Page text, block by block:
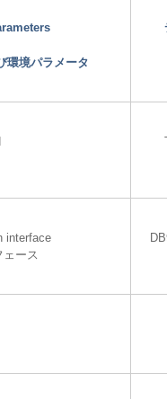
環境パラメータ
interface
ース